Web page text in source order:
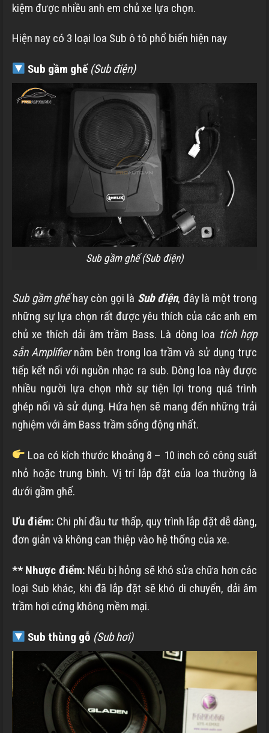
kiệm được nhiều anh em chủ xe lựa chọn.
Hiện nay có 3 loại loa Sub ô tô phổ biến hiện nay
Sub gầm ghế (Sub điện)
Sub gầm ghế (Sub điện)
Sub gầm ghếhay còn gọi là Sub điện, đây là một trong
những sự lựa chọn rất được yêu thích của các anh em
chủ xe thích dải âm trầm Bass. Là dòng loa tích hợp
sẵn Amplifier nằm bên trong loa trầm và sử dụng trực
tiếp kết nối với nguồn nhạc ra sub. Dòng loa này được
nhiều người lựa chọn nhờ sự tiện lợi trong quá trình
ghép nối và sử dụng. Hứa hẹn sẽ mang đến những trải
nghiệm với âm Bass trầm sống động nhất.
Loa có kích thước khoảng 8 – 10 inch có công suất
nhỏ hoặc trung bình. Vị trí lắp đặt của loa thường là
dưới gầm ghế.
Ưu điểm: Chi phí đầu tư thấp, quy trình lắp đặt dễ dàng,
đơn giản và không can thiệp vào hệ thống của xe.
** Nhược điểm: Nếu bị hỏng sẽ khó sửa chữa hơn các
loại Sub khác, khi đã lắp đặt sẽ khó di chuyển, dải âm
trầm hơi cứng không mềm mại.
Sub thùng gỗ (Sub hơi)